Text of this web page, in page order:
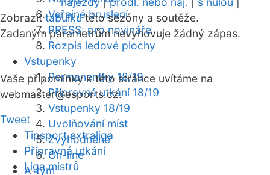
Veřejné bruslení
PRESS: pro novináře
Rozpis ledové plochy
Vstupenky
Permanentky 18/19
Přípravná utkání 18/19
Vstupenky 18/19
Uvolňování míst
Zvýhodněné
On-line
A-tým
Zobrazittabulkutéto sezóny a soutěže.
Zadaným parametrům nevyhovuje žádný zápas.
Vaše připomínky k této stránce uvítáme na
webmaster@esports.cz.
Tweet
Tipsport extraliga
Přípravná utkání
Liga mistrů